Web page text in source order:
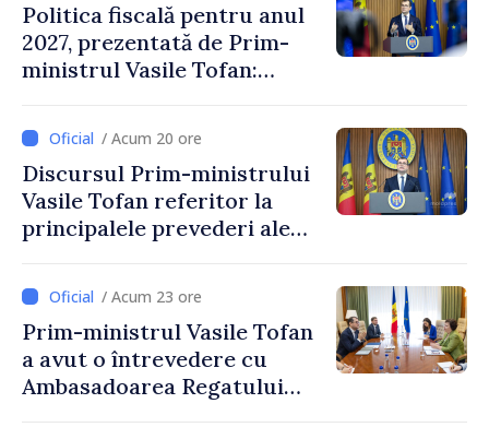
Politica fiscală pentru anul
2027, prezentată de Prim-
ministrul Vasile Tofan:
stimularea investițiilor și o
taxare mai echitabilă
/ Acum 20 ore
Discursul Prim-ministrului
Vasile Tofan referitor la
principalele prevederi ale
2027
/ Acum 23 ore
Prim-ministrul Vasile Tofan
a avut o întrevedere cu
Ambasadoarea Regatului